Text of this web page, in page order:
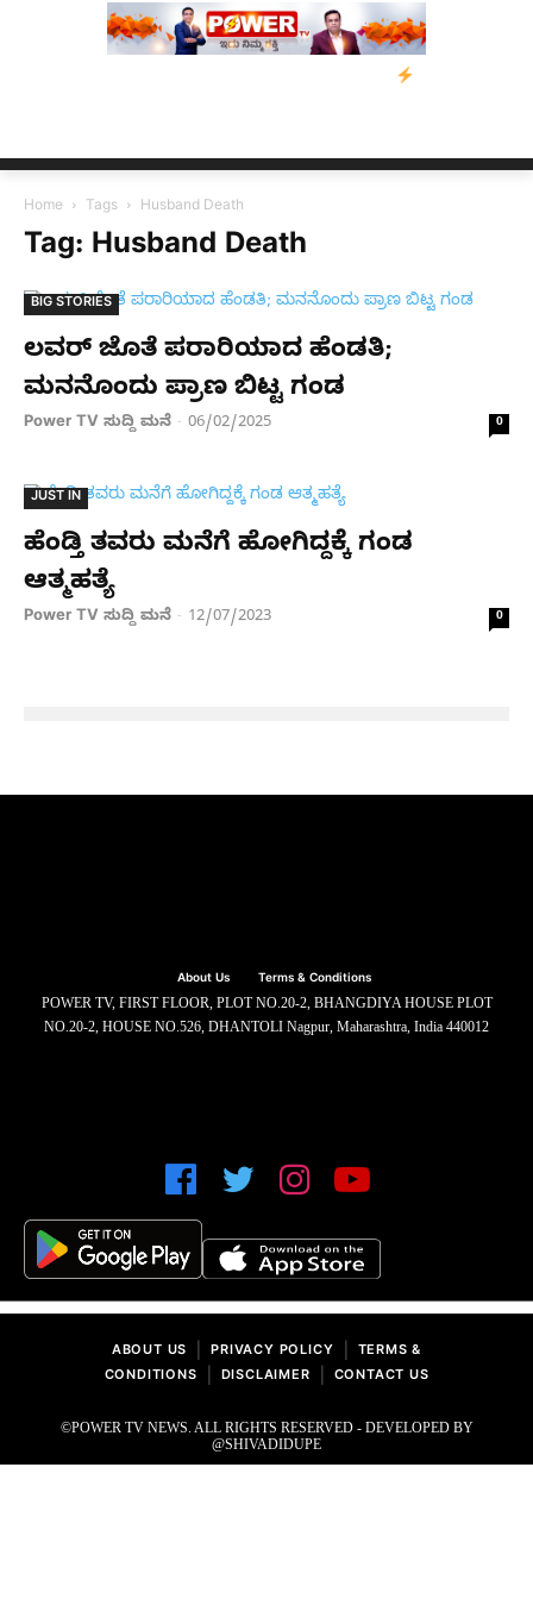
ನ್ಯೂಸ್ ಕಾರ್ಪ್‌ಗೆ
Home Tags Husband Death
Tag: Husband Death
BIG STORIES
ಲವರ್​ ಜೊತೆ ಪರಾರಿಯಾದ ಹೆಂಡತಿ;
ಮನನೊಂದು ಪ್ರಾಣ ಬಿಟ್ಟ ಗಂಡ
Power TV ಸುದ್ದಿ ಮನೆ - 06/02/2025 0
JUST IN
ಹೆಂಡ್ತಿ ತವರು ಮನೆಗೆ ಹೋಗಿದ್ದಕ್ಕೆ ಗಂಡ
ಆತ್ಮಹತ್ಯೆ
Power TV ಸುದ್ದಿ ಮನೆ - 12/07/2023 0
About Us Terms & Conditions
POWER TV, FIRST FLOOR, PLOT NO.20-2, BHANGDIYA HOUSE PLOT
NO.20-2, HOUSE NO.526, DHANTOLI Nagpur, Maharashtra, India 440012
ABOUT US PRIVACY POLICY
TERMS &
CONDITIONS
DISCLAIMER CONTACT US
©POWER TV NEWS. ALL RIGHTS RESERVED - DEVELOPED BY
@SHIVADIDUPE